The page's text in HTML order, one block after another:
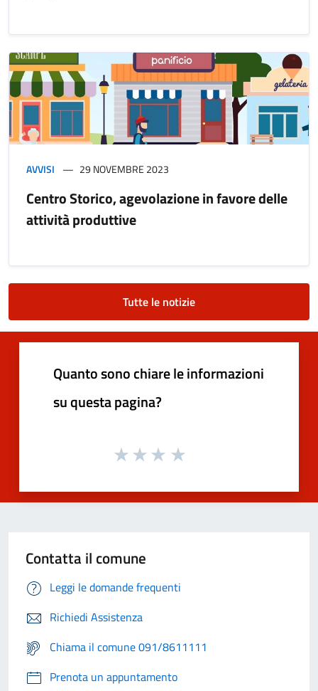
AVVISI 29 NOVEMBRE 2023
Centro Storico, agevolazione in favore delle
attività produttive
Tutte le notizie
Quanto sono chiare le informazioni
su questa pagina?
Contatta il comune
Leggi le domande frequenti
Richiedi Assistenza
Chiama il comune 091/8611111
Prenota un appuntamento